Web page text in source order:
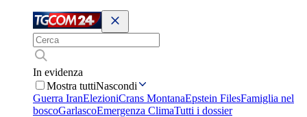
In evidenza
Mostra tuttiNascondi
Guerra IranElezioniCrans MontanaEpstein FilesFamiglia nel
boscoGarlascoEmergenza ClimaTutti i dossier